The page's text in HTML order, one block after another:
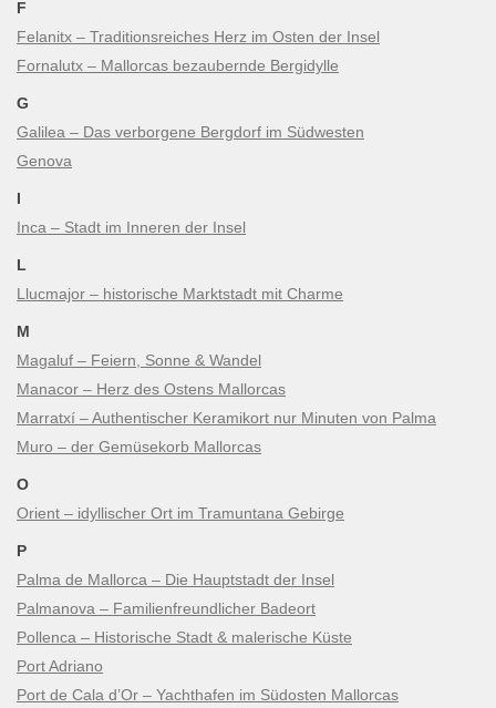
F
Felanitx – Traditionsreiches Herz im Osten der Insel
Fornalutx – Mallorcas bezaubernde Bergidylle
G
Galilea – Das verborgene Bergdorf im Südwesten
Genova
I
Inca – Stadt im Inneren der Insel
L
Llucmajor – historische Marktstadt mit Charme
M
Magaluf – Feiern, Sonne & Wandel
Manacor – Herz des Ostens Mallorcas
Marratxí – Authentischer Keramikort nur Minuten von Palma
Muro – der Gemüsekorb Mallorcas
O
Orient – idyllischer Ort im Tramuntana Gebirge
P
Palma de Mallorca – Die Hauptstadt der Insel
Palmanova – Familienfreundlicher Badeort
Pollenca – Historische Stadt & malerische Küste
Port Adriano
Port de Cala d’Or – Yachthafen im Südosten Mallorcas